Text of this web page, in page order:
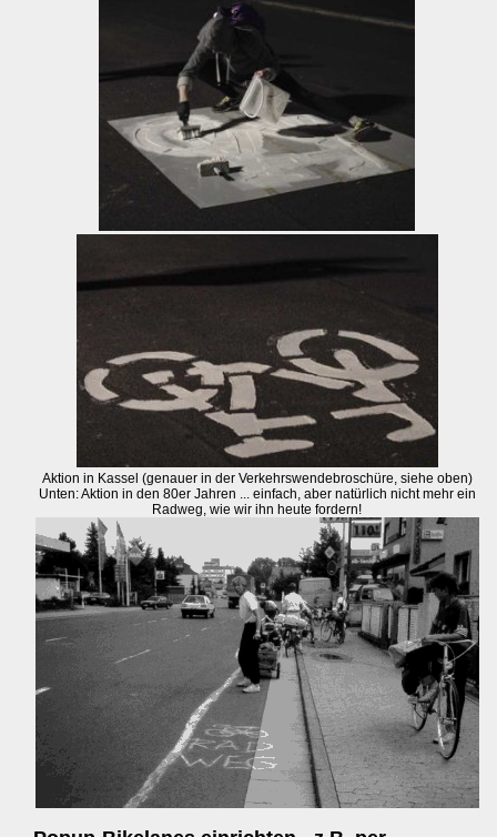
Aktion in Kassel (genauer in der Verkehrswendebroschüre, siehe oben)
Unten: Aktion in den 80er Jahren ... einfach, aber natürlich nicht mehr ein
Radweg, wie wir ihn heute fordern!